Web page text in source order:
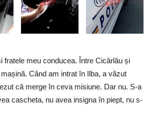
fratele meu conducea. Între Cicârlău și
Când am intrat în Ilba, a văzut
că merge în ceva misiune. Dar nu. S-a
cascheta, nu avea insigna în piept, nu s-